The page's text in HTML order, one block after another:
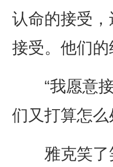
认命的接受
接受。他们
“我愿意接
们又打算怎么
雅克笑了笑